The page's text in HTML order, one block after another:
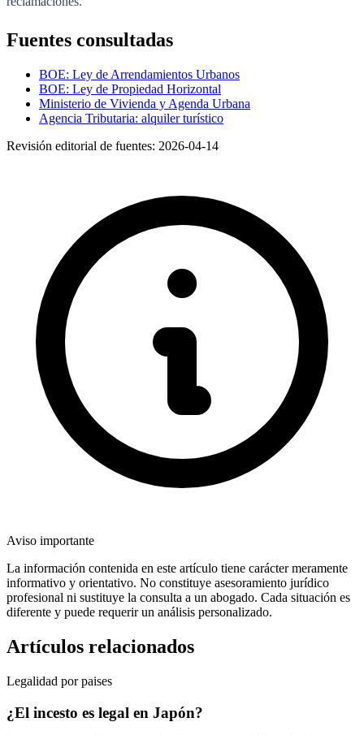
Fuentes consultadas
BOE: Ley de Arrendamientos Urbanos
BOE: Ley de Propiedad Horizontal
Ministerio de Vivienda y Agenda Urbana
Agencia Tributaria: alquiler turístico
Revisión editorial de fuentes: 2026-04-14
Aviso importante
La información contenida en este artículo tiene carácter meramente
informativo y orientativo. No constituye asesoramiento jurídico
profesional ni sustituye la consulta a un abogado. Cada situación es
diferente y puede requerir un análisis personalizado.
Artículos relacionados
Legalidad por paises
¿El incesto es legal en Japón?